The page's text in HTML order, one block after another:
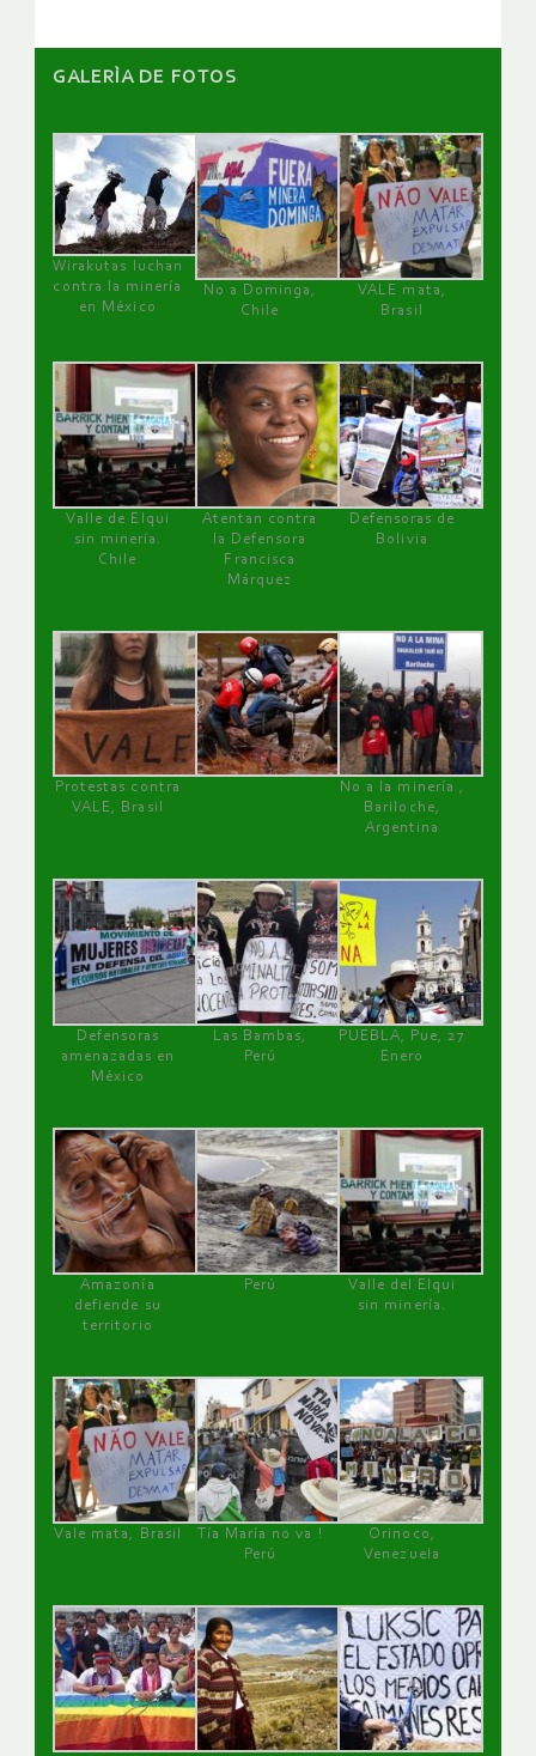
GALERÌA DE FOTOS
Wirakutas luchan
contra la minería
en México
No a Dominga,
Chile
VALE mata,
Brasil
Valle de Elqui
sin minería.
Chile
Atentan contra
la Defensora
Francisca
Márquez
Defensoras de
Bolivia
Protestas contra
VALE, Brasil
No a la minería ,
Bariloche,
Argentina
Defensoras
amenazadas en
México
Las Bambas,
Perú
PUEBLA, Pue, 27
Enero
Amazonía
defiende su
territorio
Perú
Valle del Elqui
sin minería.
Vale mata, Brasil
Tía María no va !
Perú
Orinoco,
Venezuela